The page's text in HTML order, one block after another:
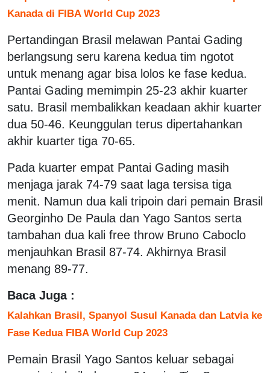
Kanada di FIBA World Cup 2023
Pertandingan Brasil melawan Pantai Gading
berlangsung seru karena kedua tim ngotot
untuk menang agar bisa lolos ke fase kedua.
Pantai Gading memimpin 25-23 akhir kuarter
satu. Brasil membalikkan keadaan akhir kuarter
dua 50-46. Keunggulan terus dipertahankan
akhir kuarter tiga 70-65.
Pada kuarter empat Pantai Gading masih
menjaga jarak 74-79 saat laga tersisa tiga
menit. Namun dua kali tripoin dari pemain Brasil
Georginho De Paula dan Yago Santos serta
tambahan dua kali free throw Bruno Caboclo
menjauhkan Brasil 87-74. Akhirnya Brasil
menang 89-77.
Baca Juga :
Kalahkan Brasil, Spanyol Susul Kanada dan Latvia ke
Fase Kedua FIBA World Cup 2023
Pemain Brasil Yago Santos keluar sebagai